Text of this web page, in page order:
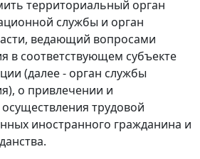
территориальный орган
службы и орган
ведающий вопросами
в соответствующем субъекте
(далее - орган службы
о привлечении и
трудовой
иностранного гражданина и